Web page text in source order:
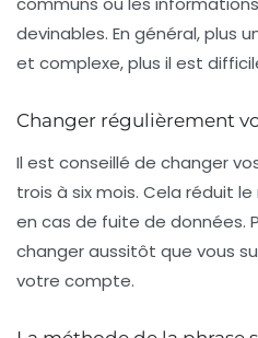
devinables. En général, plus
et complexe, plus il est
Changer régulièrement
Il est conseillé de changer
trois à six mois. Cela réduit
en cas de fuite de données.
changer aussitôt que vous
votre compte.